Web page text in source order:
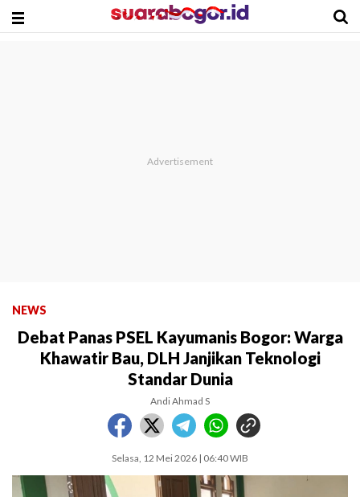
NEWS
Debat Panas PSEL Kayumanis Bogor: Warga
Khawatir Bau, DLH Janjikan Teknologi
Standar Dunia
Andi Ahmad S
Selasa, 12 Mei 2026 | 06:40 WIB